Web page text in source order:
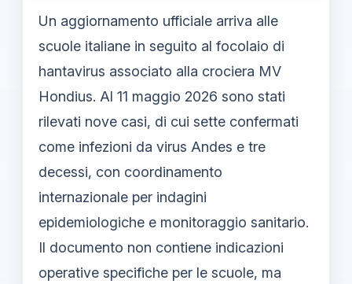
Un aggiornamento ufficiale arriva alle
scuole italiane in seguito al focolaio di
hantavirus associato alla crociera MV
Hondius. Al 11 maggio 2026 sono stati
rilevati nove casi, di cui sette confermati
come infezioni da virus Andes e tre
decessi, con coordinamento
internazionale per indagini
epidemiologiche e monitoraggio sanitario.
Il documento non contiene indicazioni
operative specifiche per le scuole, ma